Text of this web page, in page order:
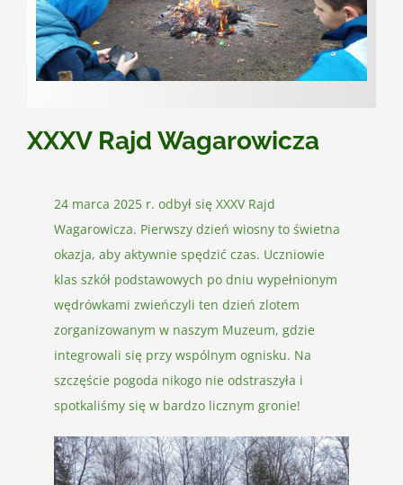
Kontakt
XXXV Rajd Wagarowicza
24 marca 2025 r. odbył się XXXV Rajd
Wagarowicza. Pierwszy dzień wiosny to świetna
okazja, aby aktywnie spędzić czas. Uczniowie
klas szkół podstawowych po dniu wypełnionym
wędrówkami zwieńczyli ten dzień zlotem
zorganizowanym w naszym Muzeum, gdzie
integrowali się przy wspólnym ognisku. Na
szczęście pogoda nikogo nie odstraszyła i
spotkaliśmy się w bardzo licznym gronie!